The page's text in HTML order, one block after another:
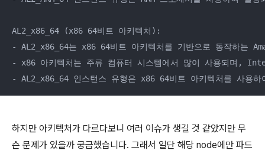
AL2_x86_64 (x86 64비트 아키텍처):
- AL2_x86_64는 x86 64비트 아키텍처를 기반으로 동작하는
- x86 아키텍처는 주류 컴퓨터 시스템에서 많이 사용되며,
- AL2_x86_64 인스턴스 유형은 x86 64비트 아키텍처를 사용
하지만 아키텍처가 다르다보니 여러 이슈가 생길 것 같았지만 무
슨 문제가 있을까 궁금했습니다. 그래서 일단 해당 node에만 파드